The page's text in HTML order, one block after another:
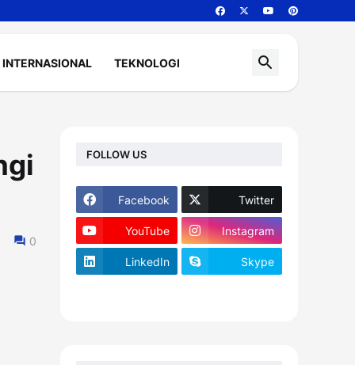
INTERNASIONAL TEKNOLOGI
0
FOLLOW US
Facebook Twitter
YouTube Instagram
LinkedIn Skype